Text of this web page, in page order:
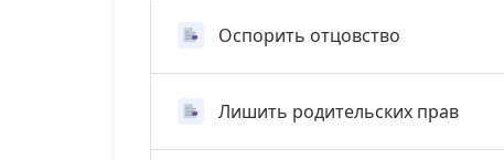
Оспорить отцовство
Лишить родительских прав